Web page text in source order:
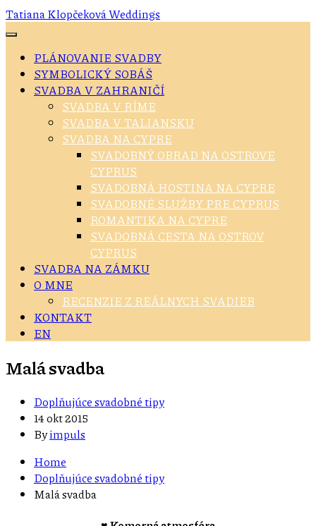
Tatiana Klopčeková Weddings
Toggle
PLÁNOVANIE SVADBY
SYMBOLICKÝ SOBÁŠ
SVADBA V ZAHRANIČÍ
SVADBA V RÍME
SVADBA V TALIANSKU
SVADBA NA CYPRE
SVADOBNÝ OBRAD NA OSTROVE
CYPRUS
SVADOBNÁ HOSTINA NA CYPRE
SVADOBNÉ SLUŽBY PRE CYPRUS
ROMANTIKA NA CYPRE
SVADOBNÁ CESTA NA OSTROV
CYPRUS
SVADBA NA ZÁMKU
O MNE
RECENZIE Z REÁLNYCH SVADIEB
KONTAKT
EN
Malá svadba
Doplňujúce svadobné tipy
14 okt 2015
Byimpuls
Home
Doplňujúce svadobné tipy
Malá svadba